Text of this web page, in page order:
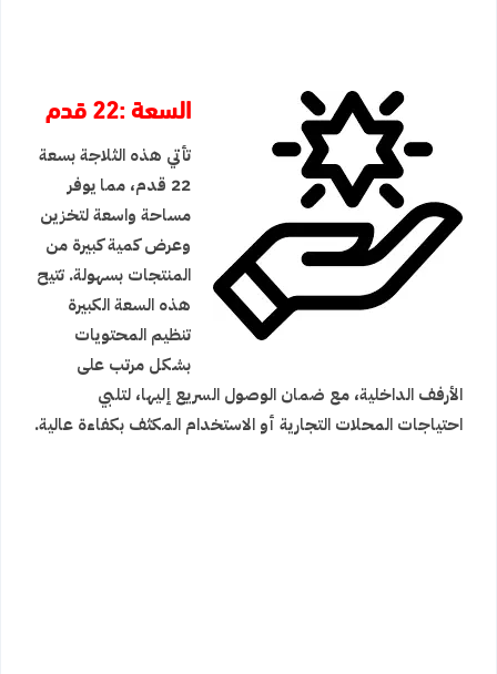
السعة :22 قدم
تأتي هذه الثلاجة بسعة
22 قدم، مما يوفر
مساحة واسعة لتخزين
وعرض كمية كبيرة من
المنتجات بسهولة. تتيح
هذه السعة الكبيرة
تنظيم المحتويات
بشكل مرتب على
الأرفف الداخلية، مع ضمان الوصول السريع إليها، لتلبي
احتياجات المحلات التجارية أو الاستخدام المكثف بكفاءة عالية.